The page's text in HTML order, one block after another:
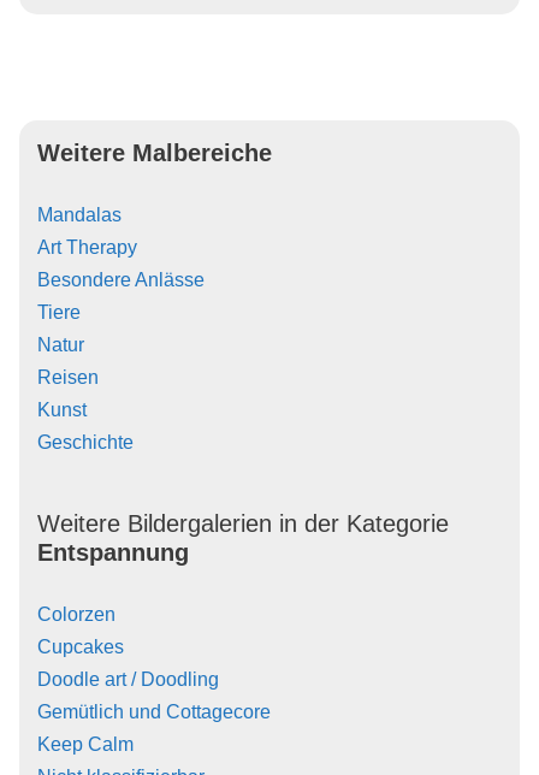
Weitere Malbereiche
Mandalas
Art Therapy
Besondere Anlässe
Tiere
Natur
Reisen
Kunst
Geschichte
Weitere Bildergalerien in der Kategorie
Entspannung
Colorzen
Cupcakes
Doodle art / Doodling
Gemütlich und Cottagecore
Keep Calm